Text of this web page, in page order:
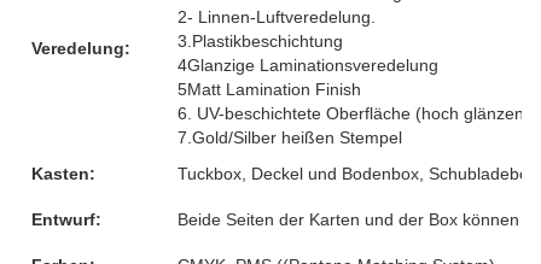
Veredelung:
2- Linnen-Luftveredelung.
3.Plastikbeschichtung
4Glanzige Laminationsveredelung
5Matt Lamination Finish
6. UV-beschichtete Oberfläche (hoch glänzend)
7.Gold/Silber heißen Stempel
Kasten:
Tuckbox, Deckel und Bodenbox,
Entwurf: Beide Seiten der Karten und der Box können